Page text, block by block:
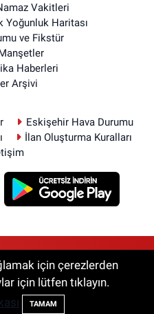
Vakitleri
Yoğunluk Haritası
ve Fikstür
Haberleri
Arşivi
Eskişehir Hava Durumu
İlan Oluşturma Kuralları
© 2026. Her hakkı saklıdır.
TE Bilişim
için çerezlerden
için lütfen tıklayın.
TAMAM